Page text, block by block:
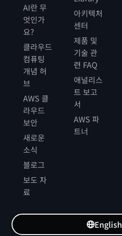
AI란 무
엇인가
요?
클라우드
컴퓨팅
개념 허
브
AWS 클
라우드
보안
새로운
소식
블로그
보도 자
료
아키텍처
센터
제품 및
기술 관
련 FAQ
애널리스
트 보고
서
AWS 파
트너
English